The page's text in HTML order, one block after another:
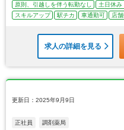
原則、引越しを伴う転勤なし
土日休み
スキルアップ
駅チカ 車通勤可 店
求人の詳細を見る
更新日：2025年9月9日
正社員 調剤薬局